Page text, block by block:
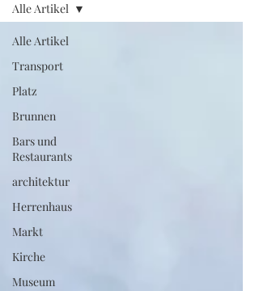
Alle Artikel
Transport
Platz
Brunnen
Bars und
Restaurants
architektur
Herrenhaus
Markt
Kirche
Museum
Alle Artikel